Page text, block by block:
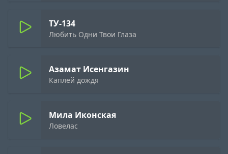
ТУ-134
Любить Одни Твои Глаза
Азамат Исенгазин
Каплей дождя
Мила Иконская
Ловелас